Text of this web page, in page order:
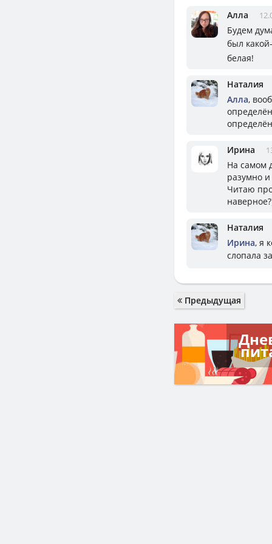
Алла
Будем
был
белая!
Наталия
Алла,
Ирина
На самом
разумно
Читаю
Наталия
Ирина, я
слопала
Предыдущая